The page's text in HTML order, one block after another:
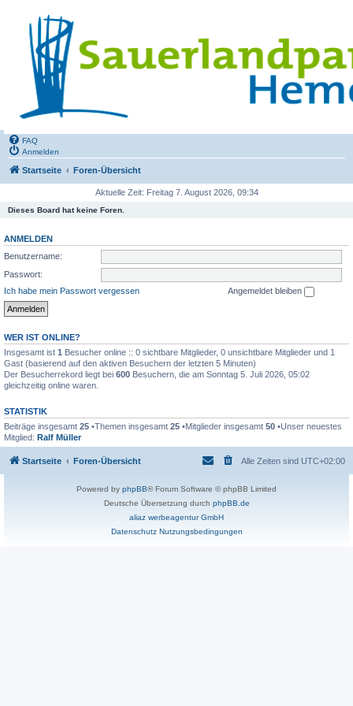
FAQ
Anmelden
Startseite Foren-Übersicht
Aktuelle Zeit: Freitag 7. August 2026, 09:34
Dieses Board hat keine Foren.
ANMELDEN
Benutzername:
Passwort:
Ich habe mein Passwort vergessen
Angemeldet bleiben
WER IST ONLINE?
Insgesamt ist 1 Besucher online :: 0 sichtbare Mitglieder, 0 unsichtbare Mitglieder und 1
Gast (basierend auf den aktiven Besuchern der letzten 5 Minuten)
Der Besucherrekord liegt bei 600 Besuchern, die am Sonntag 5. Juli 2026, 05:02
gleichzeitig online waren.
STATISTIK
Beiträge insgesamt 25 •Themen insgesamt 25 •Mitglieder insgesamt 50 •Unser neuestes
Mitglied: Ralf Müller
Startseite Foren-Übersicht Alle Zeiten sind UTC+02:00
Powered by phpBB® Forum Software © phpBB Limited
Deutsche Übersetzung durch phpBB.de
aliaz werbeagentur GmbH
Datenschutz Nutzungsbedingungen